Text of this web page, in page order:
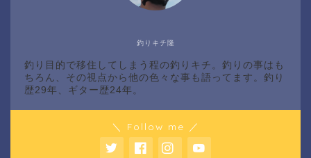
釣りキチ隆
釣り目的で移住してしまう程の釣りキチ。釣りの事はも
ちろん、その視点から他の色々な事も語ってます。釣り
歴29年、ギター歴24年。
＼ Follow me ／